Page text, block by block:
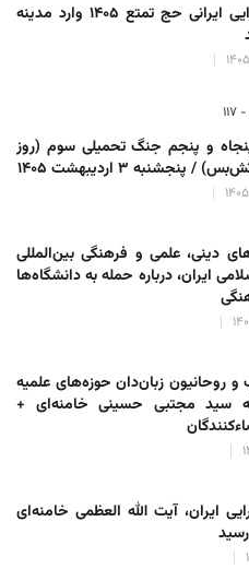
عوامل اجرایی ایرانی حج تمتع ۱۴۰۵ وارد مدینه
پنجاه و پنجم جنگ تحمیلی سوم (روز
پنجشنبه ۳ اردیبهشت ۱۴۰۵
دینی، علمی و فرهنگی بین‌المللی
ایران، درباره حمله به دانشگاه‌ها
روحانیون زبان‌دان حوزه‌های علمیه
سید مجتبی حسینی خامنه‌ای +
ایران، آیت الله العظمی خامنه‌ای